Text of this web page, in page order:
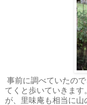
事前に調べていたの
てくと歩いていきます
が、里味庵も相当に山